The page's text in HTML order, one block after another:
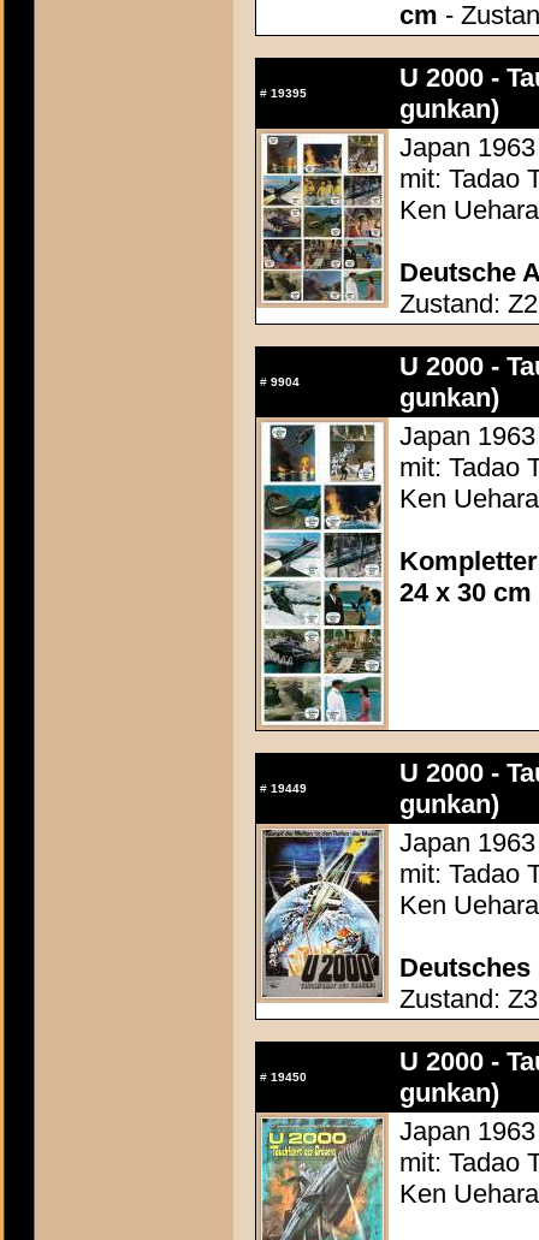
cm -
# 19395
U 2000 -
gunkan)
Japan
mit: Tadao
Ken
Deutsche
Zustand: Z2
# 9904
U 2000 -
gunkan)
Japan
mit: Tadao
Ken
24 x 30 cm
# 19449
U 2000 -
gunkan)
Japan
mit: Tadao
Ken
Deutsches
Zustand:
# 19450
U 2000 -
gunkan)
Japan
mit: Tadao
Ken